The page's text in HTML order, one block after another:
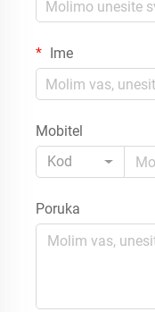
Ime
Mobitel
Kod
Poruka